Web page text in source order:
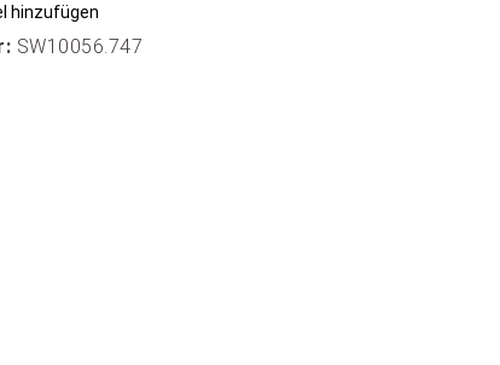
hinzufügen
SW10056.747